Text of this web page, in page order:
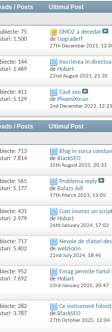
/ Posts
Ultimul Post
75
1.500
DMOZ a decedat
de UpgradeIT
27th December 2021,
144
1.469
Inscrierea in
de Hobart
22nd August 2021, 21:35
411
5.129
Caut seo
de PhoeniXman
2nd December 2023, 12:21
/ Posts
Ultimul Post
713
7.814
Blog in sursa
de BlackSEO
15th August 2025, 20:31
565
5.177
Problema reply
de Balazs Adi
17th March 2023, 13:05
431
2.979
Cum inserez un
de Hobart
26th January 2024, 17:02
717
5.402
Nevoie de sfaturi
de webSorin
22nd July 2024, 18:45
952
7.692
Emag permite furtul
de Hobart
23rd January 2025, 20:47
282
3.787
Ce instrument
de BlackSEO
27th October 2025, 12:04